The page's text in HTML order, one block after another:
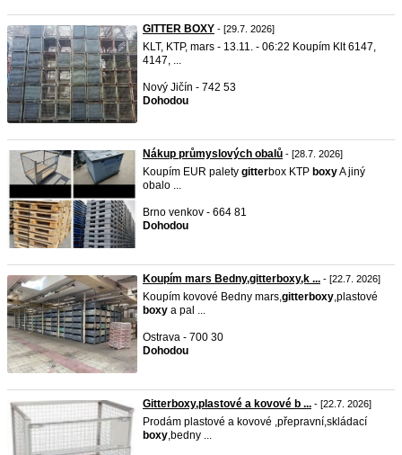
GITTER BOXY - [29.7. 2026]
KLT, KTP, mars - 13.11. - 06:22 Koupím Klt 6147,
4147, ...
Nový Jičín - 742 53
Dohodou
Nákup průmyslových obalů - [28.7. 2026]
Koupím EUR palety gitterbox KTP boxyA jiný
obalo ...
Brno venkov - 664 81
Dohodou
Koupím mars Bedny,gitterboxy,k ... - [22.7. 2026]
Koupím kovové Bedny mars,gitterboxy,plastové
boxy a pal ...
Ostrava - 700 30
Dohodou
Gitterboxy,plastové a kovové b ... - [22.7. 2026]
Prodám plastové a kovové ,přepravní,skládací
boxy,bedny ...